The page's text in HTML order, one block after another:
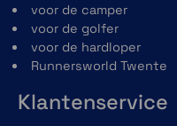
voor de camper
voor de golfer
voor de hardloper
Runnersworld Twente
Klantenservice